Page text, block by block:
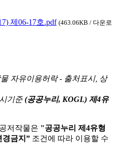
제06-17호.pdf (463.06KB / 다운로
기준 (공공누리, KOGL) 제4유
저작물은 "공공누리 제4유형
경금지” 조건에 따라 이용할 수